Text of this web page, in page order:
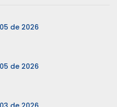
de 2026
de 2026